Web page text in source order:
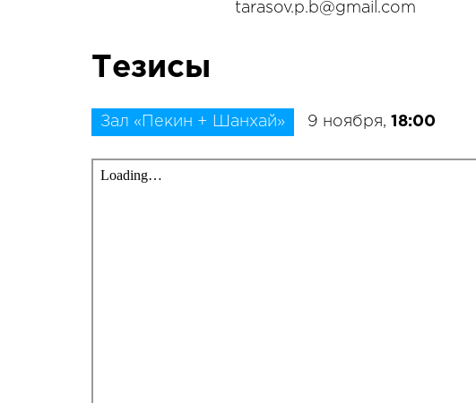
tarasov.p.b@gmail.com
Тезисы
Зал «Пекин + Шанхай» 9 ноября, 18:00